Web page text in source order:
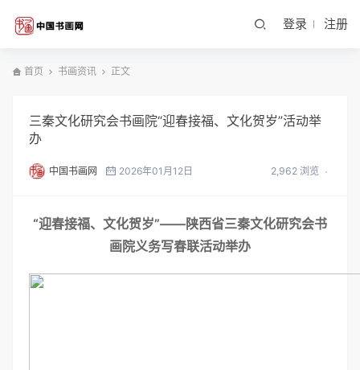
登录 注册
首页 书画资讯 正文
三秦文化研究会书画院“迎春接福、文化贺岁”活动举
办
中国书画网 2026年01月12日 2,962 浏览
“迎春接福、文化贺岁”——陕西省三秦文化研究会书
画院义务写春联活动举办